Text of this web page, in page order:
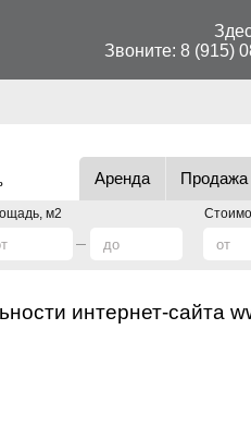
Звоните: 8 (915)
Аренда Продажа
м2
интернет-сайта